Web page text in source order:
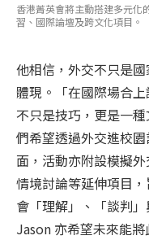
香港菁英會將主動搭建多元化
習、國際論壇及跨文化項目。
他相信，外交不只是
體現。「在國際場合
不只是技巧，更是一
們希望透過外交進校
面，活動亦附設模擬
情境討論等延伸項目
會「理解」、「談判」
Jason 亦希望未來能